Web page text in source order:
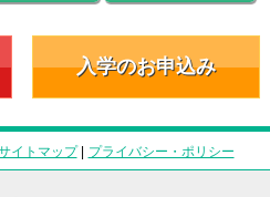
入学のお申込み
イトマップ| プライバシー・ポリシー